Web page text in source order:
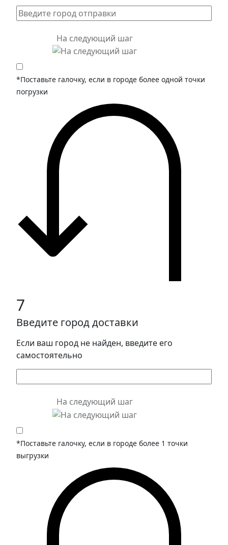
На следующий шаг
*Поставьте галочку, если в городе более одной точки
погрузки
7
Введите город доставки
Если ваш город не найден, введите его
самостоятельно
На следующий шаг
*Поставьте галочку, если в городе более 1 точки
выгрузки